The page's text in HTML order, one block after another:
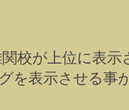
校が上位に表示
を表示させる事